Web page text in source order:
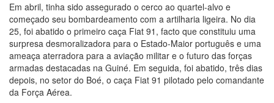
Em abril, tinha sido assegurado o cerco ao quartel-alvo e
começado seu bombardeamento com a artilharia ligeira. No dia
25, foi abatido o primeiro caça Fiat 91, facto que constituiu uma
surpresa desmoralizadora para o Estado-Maior português e uma
ameaça aterradora para a aviação militar e o futuro das forças
armadas destacadas na Guiné. Em seguida, foi abatido, três dias
depois, no setor do Boé, o caça Fiat 91 pilotado pelo comandante
da Força Aérea.